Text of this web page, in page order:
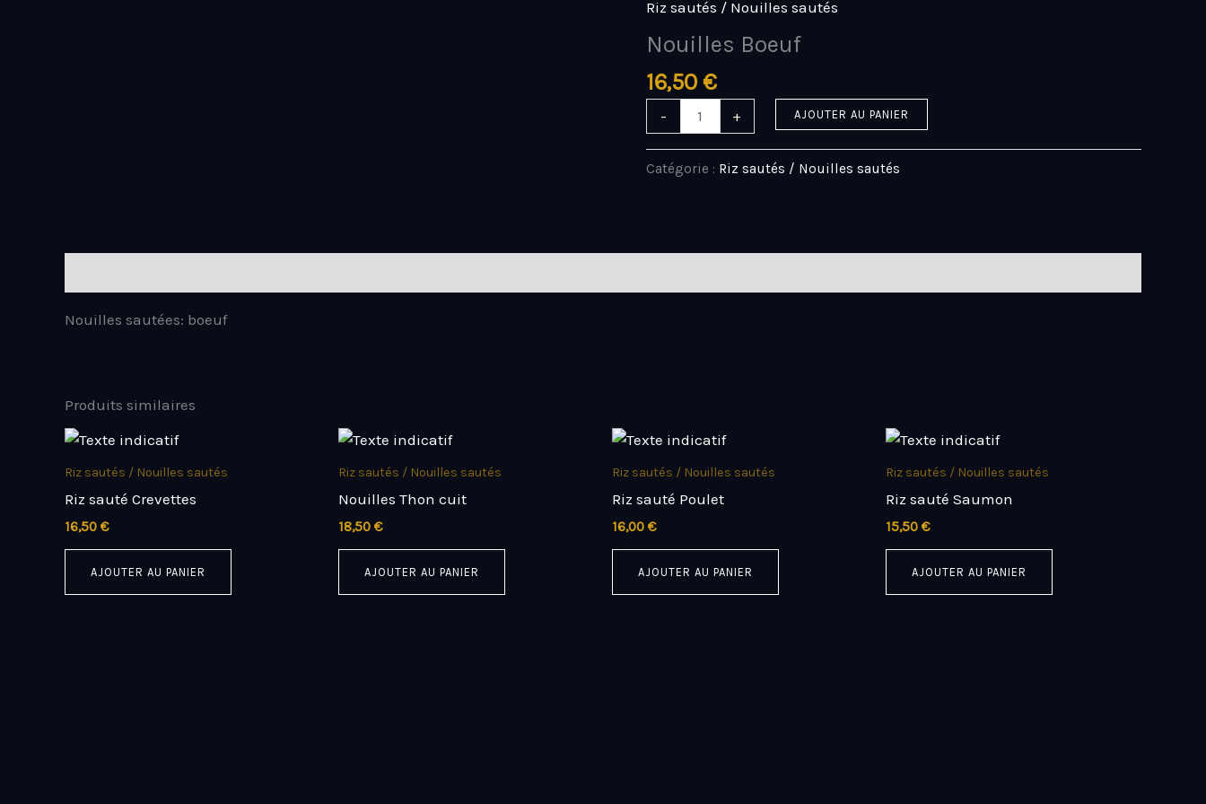
Riz sautés / Nouilles sautés
Nouilles Boeuf
16,50 €
-
quantité
de
Boeuf
+
AJOUTER AU PANIER
Catégorie : Riz sautés / Nouilles sautés
Nouilles sautées: boeuf
Produits similaires
Riz sautés / Nouilles sautés
Riz sauté Crevettes
16,50 €
AJOUTER AU PANIER
Riz sautés / Nouilles sautés
Nouilles Thon cuit
18,50 €
AJOUTER AU PANIER
Riz sautés / Nouilles sautés
Riz sauté Poulet
16,00 €
AJOUTER AU PANIER
Riz sautés / Nouilles sautés
Riz sauté Saumon
15,50 €
AJOUTER AU PANIER